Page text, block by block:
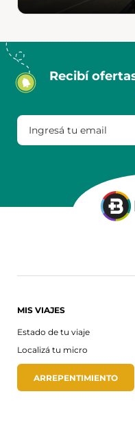
Recibí
MIS VIAJES
Estado de tu viaje
Localizá tu micro
ARREPENTIMIENTO